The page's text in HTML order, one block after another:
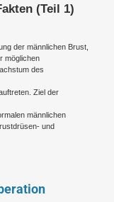
(Teil 1)
der männlichen Brust,
möglichen
des
Ziel der
männlichen
und